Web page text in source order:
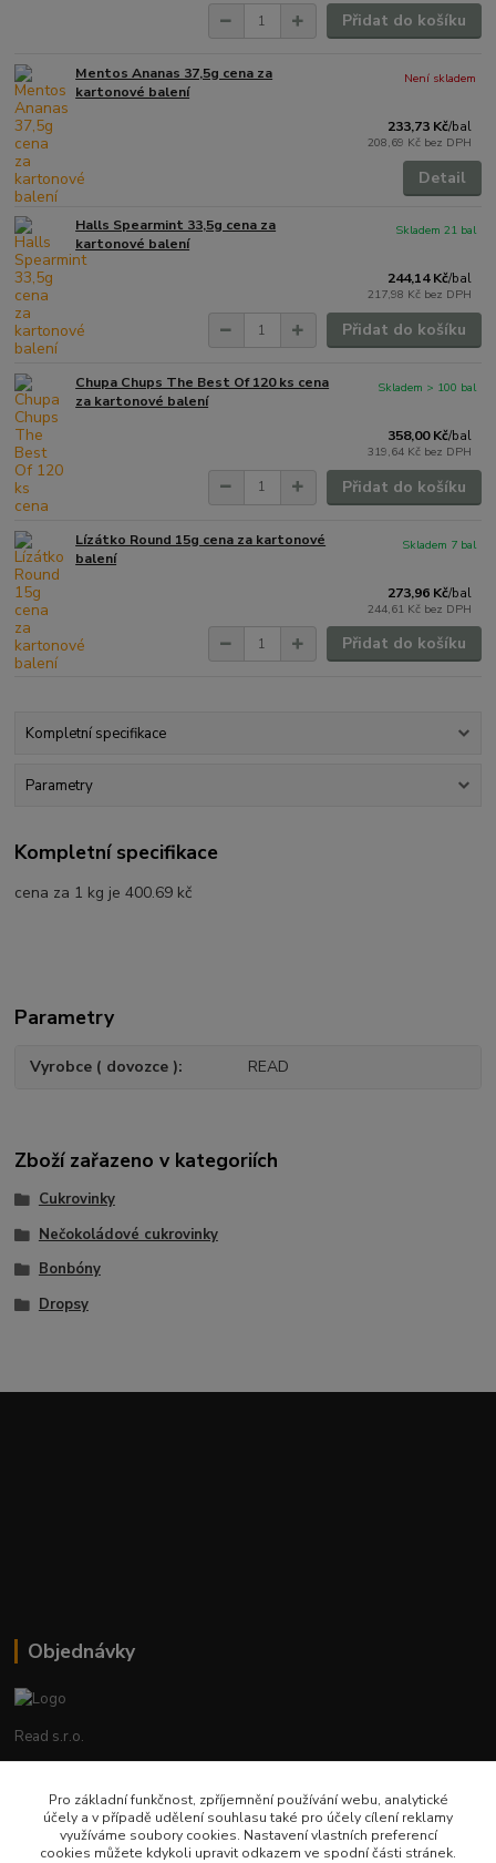
Přidat do košíku
Mentos Ananas 37,5g cena za
kartonové balení
233,73 Kč/bal
208,69 Kč bez DPH
Není skladem
Detail
Halls Spearmint 33,5g cena za
kartonové balení
244,14 Kč/bal
217,98 Kč bez DPH
Skladem 21 bal
Přidat do košíku
Chupa Chups The Best Of 120 ks cena
za kartonové balení
358,00 Kč/bal
319,64 Kč bez DPH
Skladem > 100 bal
Přidat do košíku
Lízátko Round 15g cena za kartonové
balení
273,96 Kč/bal
244,61 Kč bez DPH
Skladem 7 bal
Přidat do košíku
Kompletní specifikace
Parametry
Kompletní specifikace
cena za 1 kg je 400.69 kč
Parametry
Vyrobce ( dovozce ) READ
Zboží zařazeno v kategoriích
Cukrovinky
Nečokoládové cukrovinky
Bonbóny
Dropsy
Objednávky
Read s.r.o.
+420 602 388 763
Po - Pá 8 - 14h
Pro základní funkčnost, zpříjemnění používání webu, analytické
účely a v případě udělení souhlasu také pro účely cílení reklamy
využíváme soubory cookies. Nastavení vlastních preferencí
cookies můžete kdykoli upravit odkazem ve spodní části stránek.